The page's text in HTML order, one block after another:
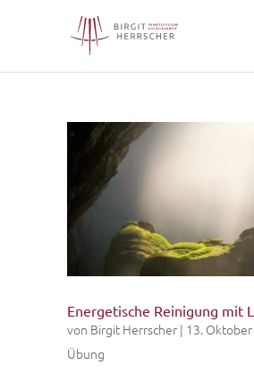
Energetische Reinigung mit
von Birgit Herrscher| 13.
Übung